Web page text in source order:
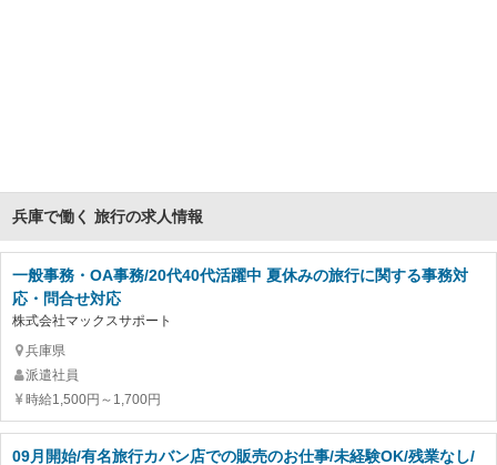
兵庫で働く 旅行の求人情報
一般事務・OA事務/20代40代活躍中 夏休みの旅行に関する事務対
応・問合せ対応
株式会社マックスサポート
兵庫県
派遣社員
時給1,500円～1,700円
09月開始/有名旅行カバン店での販売のお仕事/未経験OK/残業なし/